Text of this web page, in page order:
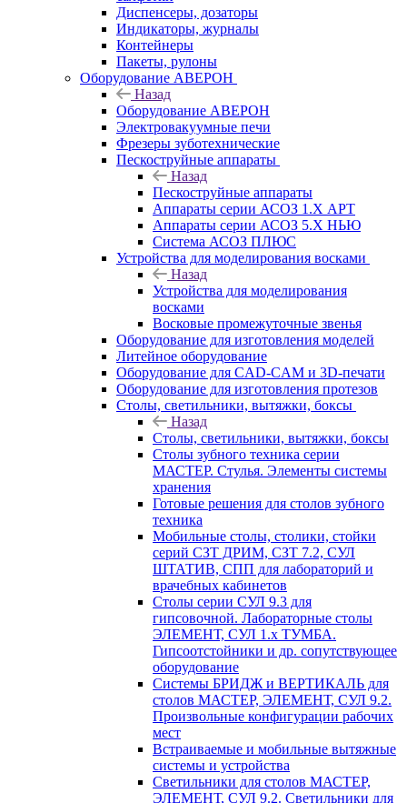
Диспенсеры, дозаторы
Индикаторы, журналы
Контейнеры
Пакеты, рулоны
Оборудование АВЕРОН
Назад
Оборудование АВЕРОН
Электровакуумные печи
Фрезеры зуботехнические
Пескоструйные аппараты
Назад
Пескоструйные аппараты
Аппараты серии АСОЗ 1.Х АРТ
Аппараты серии АСОЗ 5.Х НЬЮ
Система АСОЗ ПЛЮС
Устройства для моделирования восками
Назад
Устройства для моделирования
восками
Восковые промежуточные звенья
Оборудование для изготовления моделей
Литейное оборудование
Оборудование для CAD-CAM и 3D-печати
Оборудование для изготовления протезов
Cтолы, светильники, вытяжки, боксы
Назад
Cтолы, светильники, вытяжки, боксы
Столы зубного техника серии
МАСТЕР. Стулья. Элементы системы
хранения
Готовые решения для столов зубного
техника
Мобильные столы, столики, стойки
серий СЗТ ДРИМ, СЗТ 7.2, СУЛ
ШТАТИВ, СПП для лабораторий и
врачебных кабинетов
Столы серии СУЛ 9.3 для
гипсовочной. Лабораторные столы
ЭЛЕМЕНТ, СУЛ 1.х ТУМБА.
Гипсоотстойники и др. сопутствующее
оборудование
Системы БРИДЖ и ВЕРТИКАЛЬ для
столов МАСТЕР, ЭЛЕМЕНТ, СУЛ 9.2.
Произвольные конфигурации рабочих
мест
Встраиваемые и мобильные вытяжные
системы и устройства
Светильники для столов МАСТЕР,
ЭЛЕМЕНТ, СУЛ 9.2. Светильники для